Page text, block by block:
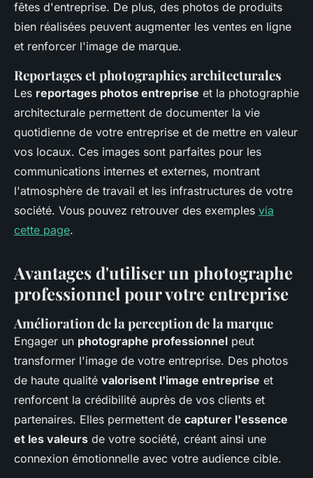
fêtes d'entreprise. De plus, des photos de produits
bien réalisées peuvent augmenter les ventes en ligne
et renforcer l'image de marque.
Reportages et photographies architecturales
Les reportages photos entreprise et la photographie
architecturale permettent de documenter la vie
quotidienne de votre entreprise et de mettre en valeur
vos locaux. Ces images sont parfaites pour les
communications internes et externes, montrant
l'atmosphère de travail et les infrastructures de votre
société. Vous pouvez retrouver des exemples via
cette page.
Avantages d'utiliser un photographe
professionnel pour votre entreprise
Amélioration de la perception de la marque
Engager un photographe professionnel peut
transformer l'image de votre entreprise. Des photos
de haute qualité valorisent l'image entreprise et
renforcent la crédibilité auprès de vos clients et
partenaires. Elles permettent de capturer l'essence
et les valeurs de votre société, créant ainsi une
connexion émotionnelle avec votre audience cible.